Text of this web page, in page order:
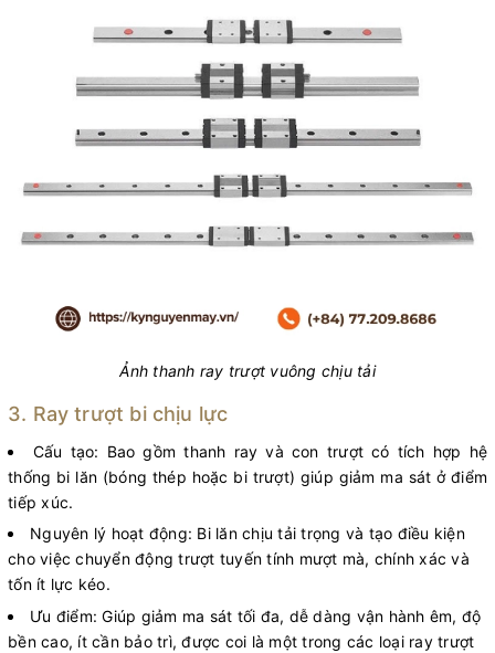
Ảnh thanh ray trượt vuông chịu tải
3. Ray trượt bi chịu lực
Cấu tạo: Bao gồm thanh ray và con trượt có tích hợp hệ
thống bi lăn (bóng thép hoặc bi trượt) giúp giảm ma sát ở điểm
tiếp xúc.
Nguyên lý hoạt động: Bi lăn chịu tải trọng và tạo điều kiện
cho việc chuyển động trượt tuyến tính mượt mà, chính xác và
tốn ít lực kéo.
Ưu điểm: Giúp giảm ma sát tối đa, dễ dàng vận hành êm, độ
bền cao, ít cần bảo trì, được coi là một trong các loại ray trượt